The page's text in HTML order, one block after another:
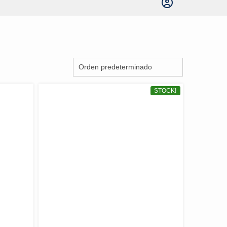
STOCK!